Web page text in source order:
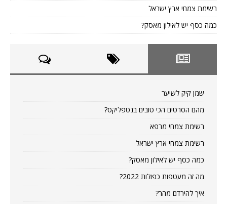
רשימת צמחי ארץ ישראל
כמה כסף יש לאילון מאסק?
שמן קיק לשיער
מהם הסרטים הכי טובים בנטפליקס?
רשימת צמחי מרפא
רשימת צמחי ארץ ישראל
כמה כסף יש לאילון מאסק?
מה זה מעטפות כפולות 2022?
איך להירדם מהר?